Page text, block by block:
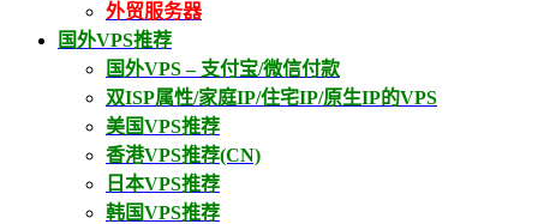
外贸服务器
国外VPS推荐
国外VPS – 支付宝/微信付款
双ISP属性/家庭IP/住宅IP/原生IP的VPS
美国VPS推荐
香港VPS推荐(CN)
日本VPS推荐
韩国VPS推荐